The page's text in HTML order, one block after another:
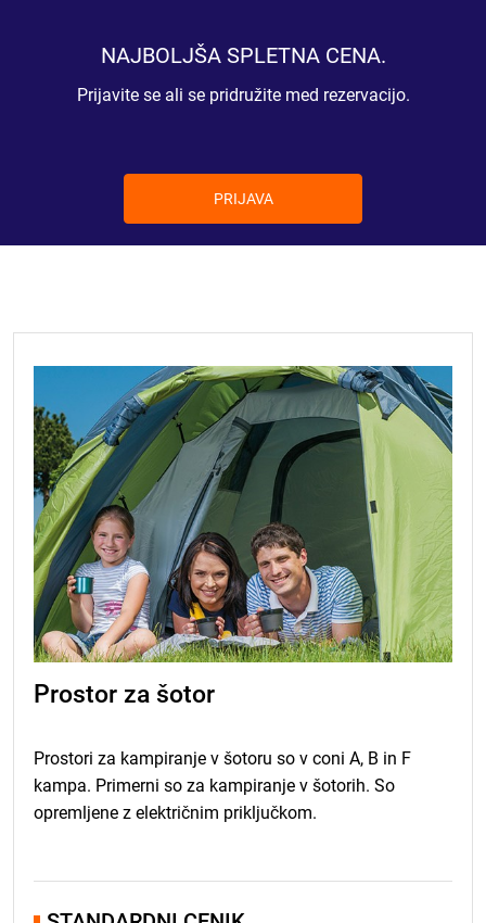
NAJBOLJŠA SPLETNA CENA.
Prijavite se ali se pridružite med rezervacijo.
PRIJAVA
Prostor za šotor
Prostori za kampiranje v šotoru so v coni A, B in F
kampa. Primerni so za kampiranje v šotorih. So
opremljene z električnim priključkom.